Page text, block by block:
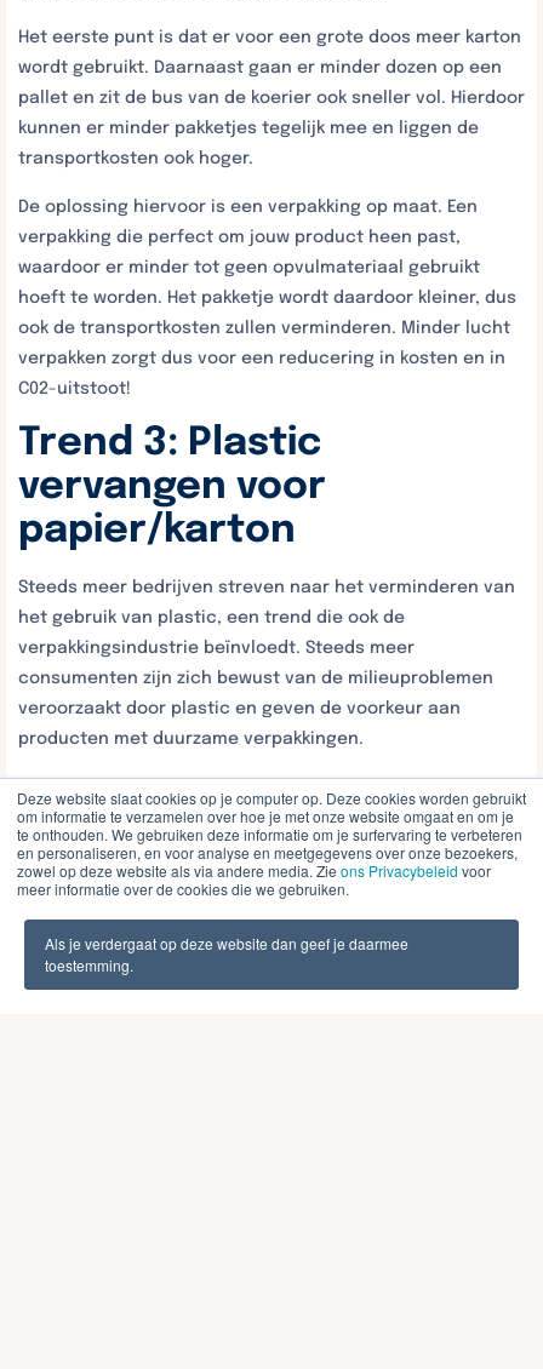
Deze website slaat cookies op je computer op. Deze cookies worden gebruikt
om informatie te verzamelen over hoe je met onze website omgaat en om je
te onthouden. We gebruiken deze informatie om je surfervaring te verbeteren
en personaliseren, en voor analyse en meetgegevens over onze bezoekers,
zowel op deze website als via andere media. Zie ons Privacybeleid voor
meer informatie over de cookies die we gebruiken.
Als je verdergaat op deze website dan geef je daarmee
toestemming.
Het eerste punt is dat er voor een grote doos meer karton
wordt gebruikt. Daarnaast gaan er minder dozen op een
pallet en zit de bus van de koerier ook sneller vol. Hierdoor
kunnen er minder pakketjes tegelijk mee en liggen de
transportkosten ook hoger.
De oplossing hiervoor is een verpakking op maat. Een
verpakking die perfect om jouw product heen past,
waardoor er minder tot geen opvulmateriaal gebruikt
hoeft te worden. Het pakketje wordt daardoor kleiner, dus
ook de transportkosten zullen verminderen. Minder lucht
verpakken zorgt dus voor een reducering in kosten en in
C02-uitstoot!
Trend 3: Plastic
vervangen voor
papier/karton
Steeds meer bedrijven streven naar het verminderen van
het gebruik van plastic, een trend die ook de
verpakkingsindustrie beïnvloedt. Steeds meer
consumenten zijn zich bewust van de milieuproblemen
veroorzaakt door plastic en geven de voorkeur aan
producten met duurzame verpakkingen.
merkpositie verbeteren door zich te profileren als
milieuvriendelijk en verantwoordelijk, wat kan leiden tot
een verhoogde klantloyaliteit. Daarnaast is karton
afbreekt zonder schadelijke resten achter te laten. Dit
vermindert de impact op stortplaatsen en de natuurlijke